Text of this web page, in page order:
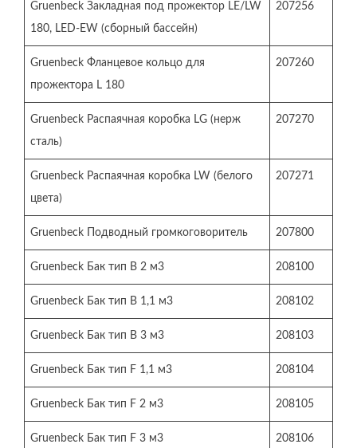
Gruenbeck Закладная под прожектор LE/LW
180, LED-EW (сборный бассейн)
207256
Gruenbeck Фланцевое кольцо для
прожектора L 180
207260
Gruenbeck Распаячная коробка LG (нерж
сталь)
207270
Gruenbeck Распаячная коробка LW (белого
цвета)
207271
Gruenbeck Подводный громкоговоритель 207800
Gruenbeck Бак тип В 2 м3 208100
Gruenbeck Бак тип В 1,1 м3 208102
Gruenbeck Бак тип В 3 м3 208103
Gruenbeck Бак тип F 1,1 м3 208104
Gruenbeck Бак тип F 2 м3 208105
Gruenbeck Бак тип F 3 м3 208106